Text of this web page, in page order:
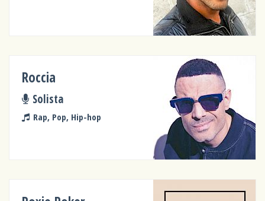
Roccia
Solista
Rap, Pop, Hip-hop